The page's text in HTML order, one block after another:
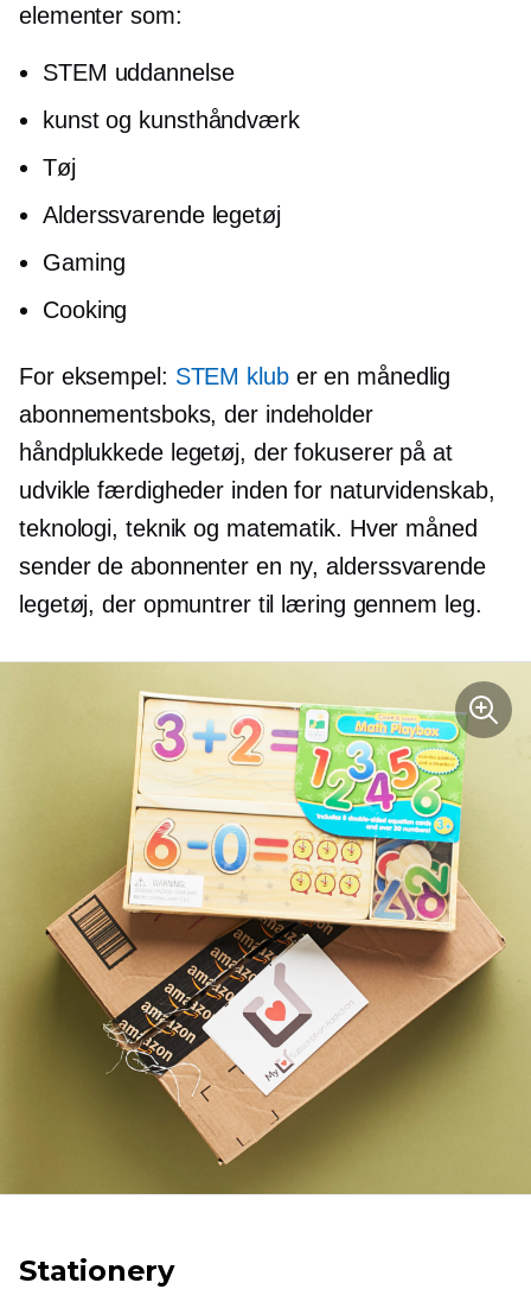
elementer som:
STEM uddannelse
kunst og kunsthåndværk
Tøj
Alderssvarendelegetøj
Gaming
Cooking
For eksempel: STEM kluber en månedlig
abonnementsboks, der indeholder
håndplukkedelegetøj, der fokuserer på at
udvikle færdigheder inden for naturvidenskab,
teknologi, teknik og matematik. Hver måned
sender de abonnenter en ny,alderssvarende
legetøj, der opmuntrer til læring gennem leg.
Stationery